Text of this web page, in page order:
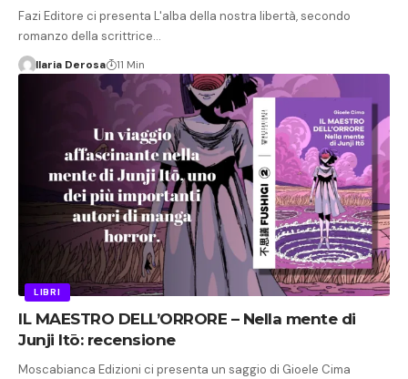
Fazi Editore ci presenta L'alba della nostra libertà, secondo
romanzo della scrittrice…
Ilaria Derosa 11 Min
LIBRI
IL MAESTRO DELL’ORRORE – Nella mente di
Junji Itō: recensione
Moscabianca Edizioni ci presenta un saggio di Gioele Cima